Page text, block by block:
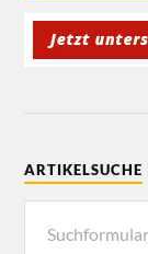
ARTIKELSUCHE